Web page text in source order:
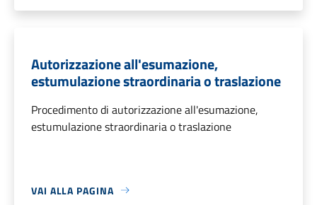
Autorizzazione all'esumazione,
estumulazione straordinaria o traslazione
Procedimento di autorizzazione all'esumazione,
estumulazione straordinaria o traslazione
VAI ALLA PAGINA